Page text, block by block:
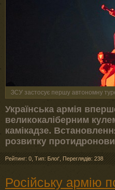
ЗСУ застосує першу автономну
Українська армія
великокаліберним
камікадзе.
розвитку
Рейтинг: 0 Тип: Блоґ Переглядів: 238
Російську армію